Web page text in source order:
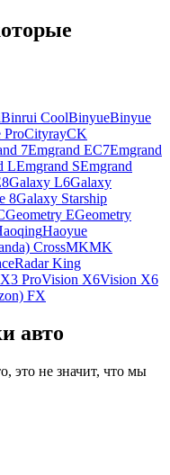
Binrui CoolBinyueBinyue
ProCityrayCK
7Emgrand EC7Emgrand
LEmgrand SEmgrand
Galaxy L6Galaxy
8Galaxy Starship
Geometry EGeometry
Haoyue
CrossMKMK
Radar King
ProVision X6Vision X6
FX
авто
это не значит, что мы